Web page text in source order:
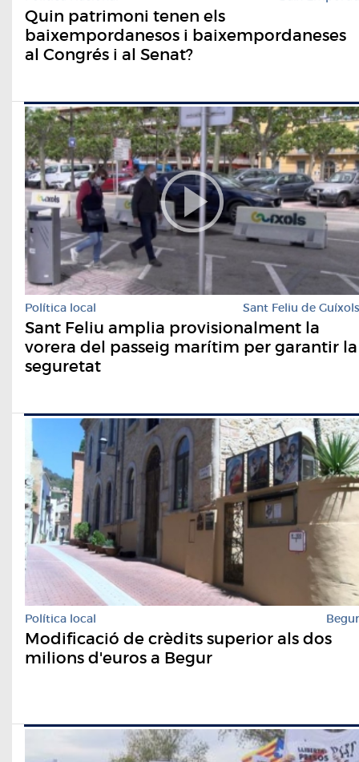
Quin patrimoni tenen els
baixempordanesos i baixempordaneses
al Congrés i al Senat?
Política local Sant Feliu de Guíxols
Sant Feliu amplia provisionalment la
vorera del passeig marítim per garantir la
seguretat
Política local Begur
Modificació de crèdits superior als dos
milions d'euros a Begur